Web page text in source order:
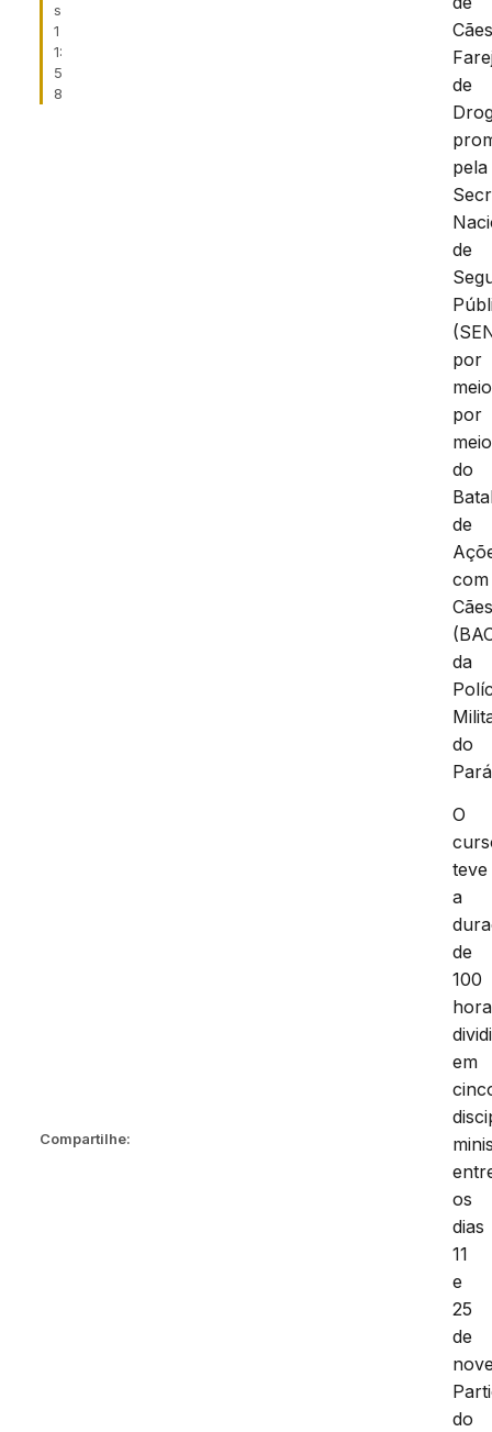
s
1
1:
5
8
Compartilhe:
de
pela
de
por
meio
por
meio
do
de
com
da
do
O
teve
a
de
100
em
os
dias
11
e
25
de
do